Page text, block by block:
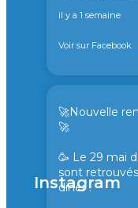
il y a 1 semaine
Voir sur Facebook
🚀Nouvelle
🚀
🥳 Le 29 mai
sont
diner !
Instagram